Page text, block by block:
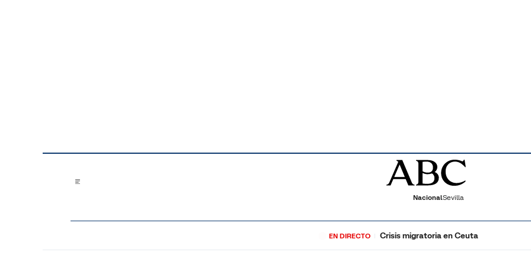
NacionalSevilla
EN DIRECTO Crisis migratoria en Ceuta